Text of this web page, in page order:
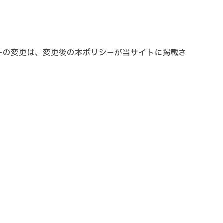
変更は、変更後の本ポリシーが当サイトに掲載さ